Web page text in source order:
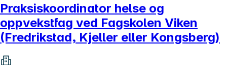
Praksiskoordinator helse og
oppvekstfag ved Fagskolen Viken
(Fredrikstad, Kjeller eller Kongsberg)